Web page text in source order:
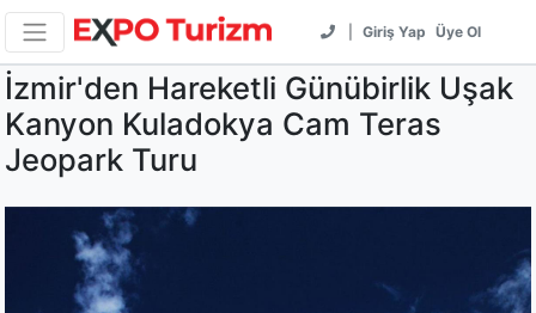
Giriş Yap Üye Ol
İzmir'den Hareketli Günübirlik Uşak
Kanyon Kuladokya Cam Teras
Jeopark Turu